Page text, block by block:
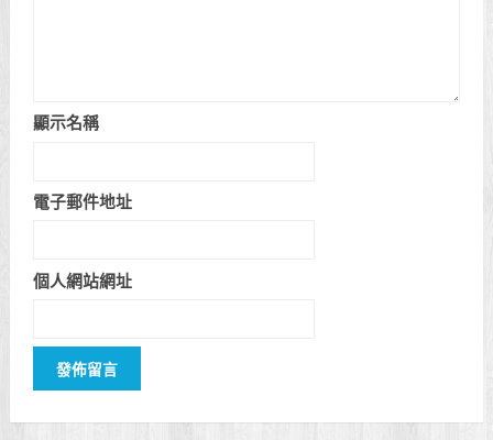
顯示名稱
電子郵件地址
個人網站網址